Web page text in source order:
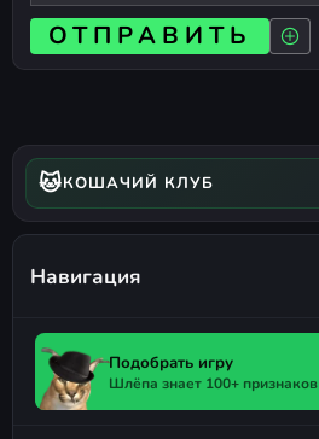
ОТПРАВИТЬ
🐱КОШАЧИЙ КЛУБ
Навигация
Подобрать игру
Шлёпа знает 100+ признаков